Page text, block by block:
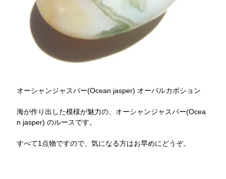
オーシャンジャスパー(Ocean jasper) オーバルカボション
海が作り出した模様が魅力の、オーシャンジャスパー(Ocea
n jasper) のルースです。
すべて1点物ですので、気になる方はお早めにどうぞ。